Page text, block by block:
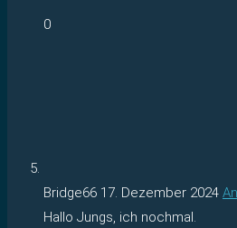
0
Bridge66 17. Dezember 2024
Hallo Jungs, ich nochmal.